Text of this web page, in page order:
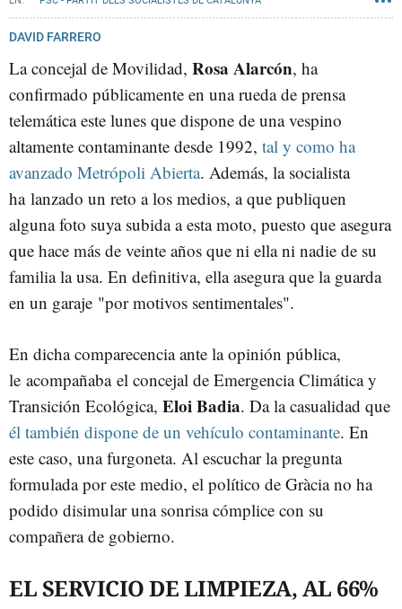
BARCELONA EN COMÚ
DAVID FARRERO
La concejal de Movilidad, Rosa Alarcón, ha
confirmado públicamente en una rueda de prensa
telemática este lunes que dispone de una vespino
altamente contaminante desde 1992, tal y como ha
avanzado Metrópoli Abierta. Además, la socialista
ha lanzado un reto a los medios, a que publiquen
alguna foto suya subida a esta moto, puesto que asegura
que hace más de veinte años que ni ella ni nadie de su
familia la usa. En definitiva, ella asegura que la guarda
en un garaje "por motivos sentimentales".
En dicha comparecencia ante la opinión pública,
le acompañaba el concejal de Emergencia Climática y
Transición Ecológica, Eloi Badia. Da la casualidad que
él también dispone de un vehículo contaminante. En
este caso, una furgoneta. Al escuchar la pregunta
formulada por este medio, el político de Gràcia no ha
podido disimular una sonrisa cómplice con su
compañera de gobierno.
EL SERVICIO DE LIMPIEZA, AL 66%